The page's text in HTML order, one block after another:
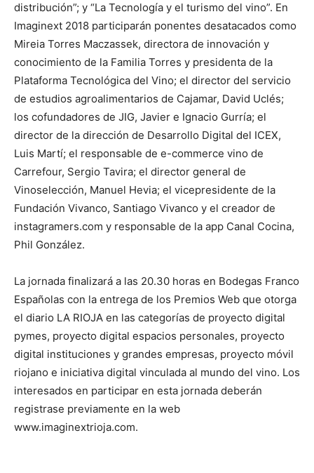
distribución”; y “La Tecnología y el turismo del vino”. En
Imaginext 2018 participarán ponentes desatacados como
Mireia Torres Maczassek, directora de innovación y
conocimiento de la Familia Torres y presidenta de la
Plataforma Tecnológica del Vino; el director del servicio
de estudios agroalimentarios de Cajamar, David Uclés;
los cofundadores de JIG, Javier e Ignacio Gurría; el
director de la dirección de Desarrollo Digital del ICEX,
Luis Martí; el responsable de e-commerce vino de
Carrefour, Sergio Tavira; el director general de
Vinoselección, Manuel Hevia; el vicepresidente de la
Fundación Vivanco, Santiago Vivanco y el creador de
instagramers.com y responsable de la app Canal Cocina,
Phil González.
La jornada finalizará a las 20.30 horas en Bodegas Franco
Españolas con la entrega de los Premios Web que otorga
el diario LA RIOJA en las categorías de proyecto digital
pymes, proyecto digital espacios personales, proyecto
digital instituciones y grandes empresas, proyecto móvil
riojano e iniciativa digital vinculada al mundo del vino. Los
interesados en participar en esta jornada deberán
registrase previamente en la web
www.imaginextrioja.com.